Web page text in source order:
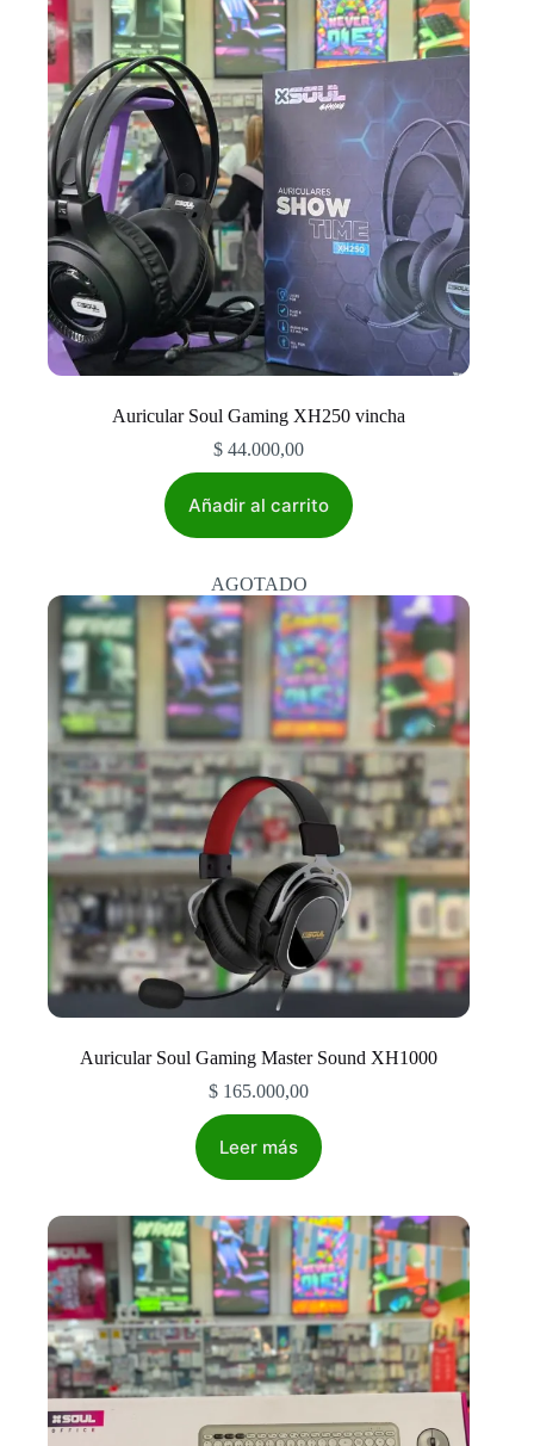
Auricular Soul Gaming XH250 vincha
$ 44.000,00
Añadir al carrito
AGOTADO
Auricular Soul Gaming Master Sound XH1000
$ 165.000,00
Leer más